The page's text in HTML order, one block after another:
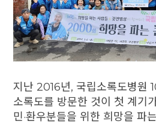
지난 2016년, 국립소록도병원
소록도를 방문한 것이 첫 계기
민·환우분들을 위한 희망을 파